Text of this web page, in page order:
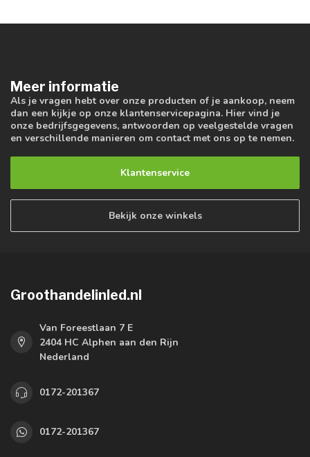
Meer informatie
Als je vragen hebt over onze producten of je aankoop, neem
dan een kijkje op onze klantenservicepagina. Hier vind je
onze bedrijfsgegevens, antwoorden op veelgestelde vragen
en verschillende manieren om contact met ons op te nemen.
Klantenservice
Bekijk onze winkels
Groothandelinled.nl
Van Foreestlaan 7 E
2404 HC Alphen aan den Rijn
Nederland
0172-201367
0172-201367